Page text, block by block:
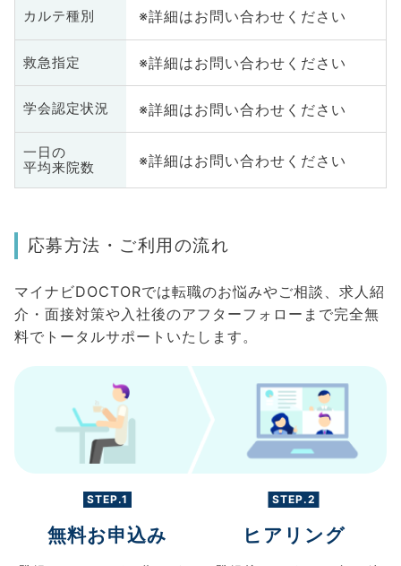
カルテ種別 ※詳細はお問い合わせください
救急指定 ※詳細はお問い合わせください
学会認定状況 ※詳細はお問い合わせください
一日の
平均来院数
※詳細はお問い合わせください
応募方法・ご利用の流れ
マイナビDOCTORでは転職のお悩みやご相談、求人紹
介・面接対策や入社後のアフターフォローまで完全無
料でトータルサポートいたします。
STEP.1
無料お申込み
STEP.2
ヒアリング